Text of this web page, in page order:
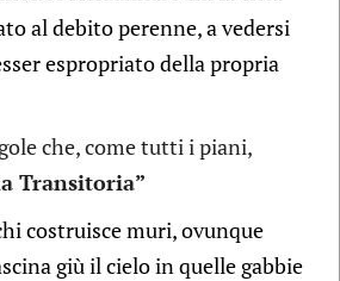
al debito perenne, a vedersi
espropriato della propria
che, come tutti i piani,
Transitoria”
costruisce muri, ovunque
giù il cielo in quelle gabbie